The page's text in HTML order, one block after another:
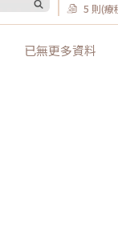
5 則(療
已無更多資料